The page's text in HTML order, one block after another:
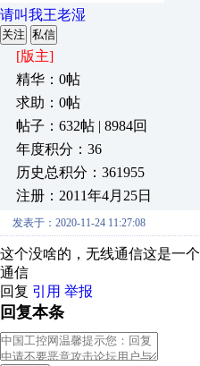
请叫我王老湿
关注 私信
[版主]
精华：0帖
求助：0帖
帖子：632帖 | 8984回
年度积分：36
历史总积分：361955
注册：2011年4月25日
发表于：2020-11-24 11:27:08
这个没啥的，无线通信这是一
通信
回复 引用 举报
回复本条